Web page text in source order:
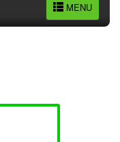
MENU